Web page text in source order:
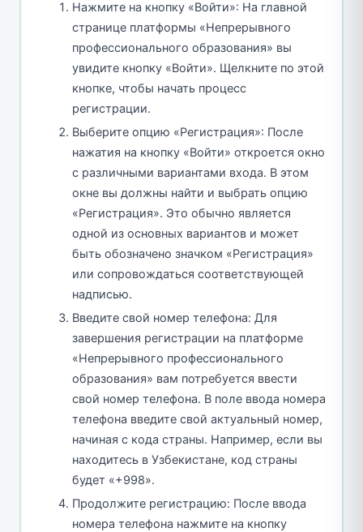
Нажмите на кнопку «Войти»: На главной
странице платформы «Непрерывного
профессионального образования» вы
увидите кнопку «Войти». Щелкните по этой
кнопке, чтобы начать процесс
регистрации.
Выберите опцию «Регистрация»: После
нажатия на кнопку «Войти» откроется окно
с различными вариантами входа. В этом
окне вы должны найти и выбрать опцию
«Регистрация». Это обычно является
одной из основных вариантов и может
быть обозначено значком «Регистрация»
или сопровождаться соответствующей
надписью.
Введите свой номер телефона: Для
завершения регистрации на платформе
«Непрерывного профессионального
образования» вам потребуется ввести
свой номер телефона. В поле ввода номера
телефона введите свой актуальный номер,
начиная с кода страны. Например, если вы
находитесь в Узбекистане, код страны
будет «+998».
Продолжите регистрацию: После ввода
номера телефона нажмите на кнопку